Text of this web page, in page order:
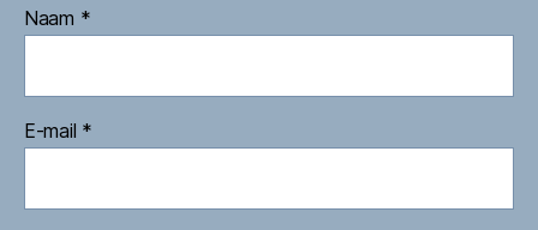
Naam *
E-mail *